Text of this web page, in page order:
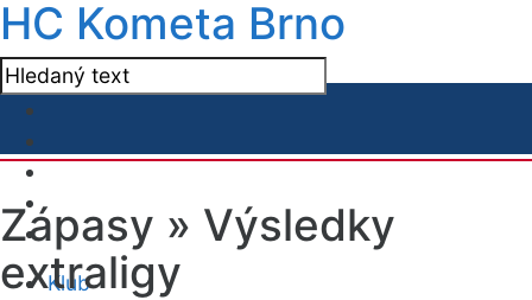
HC Kometa Brno
Klub
Zápasy » Výsledky
extraligy